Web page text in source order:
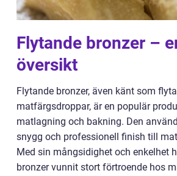
Flytande bronzer –
översikt
Flytande bronzer, även känt som
matfärgsdroppar, är en populär
matlagning och bakning. Den
snygg och professionell finish till
Med sin mångsidighet och enkelhet
bronzer vunnit stort förtroende hos